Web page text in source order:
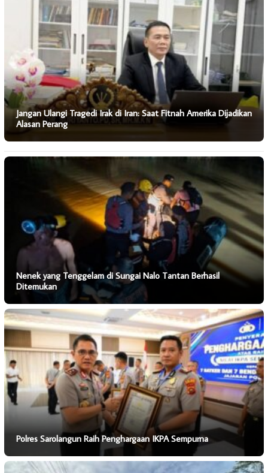
Jangan Ulangi Tragedi Irak di Iran: Saat Fitnah Amerika Dijadikan
Alasan Perang
Nenek yang Tenggelam di Sungai Nalo Tantan Berhasil
Ditemukan
Polres Sarolangun Raih Penghargaan IKPA Sempurna